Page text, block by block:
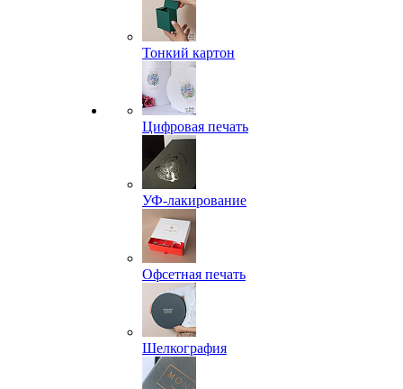
Тонкий картон
Цифровая печать
УФ-лакирование
Офсетная печать
Шелкография